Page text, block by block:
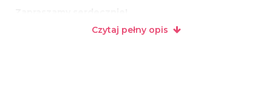
Czytaj pełny opis